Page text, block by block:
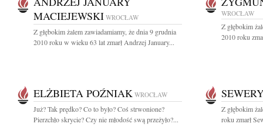
MACIEJEWSKI WROCŁAW
Z głębokim żalem zawiadamiamy, że dnia 9 grudnia
2010 roku w wieku 63 lat zmarł Andrzej January...
WROCŁAW
Z głębokim
2010 roku
ELŻBIETA POŹNIAK WROCŁAW
Już? Tak prędko? Co to było? Coś strwonione?
Pierzchło skrycie? Czy nie młodość swą przeżyło?...
Z głębokim
roku zmarł